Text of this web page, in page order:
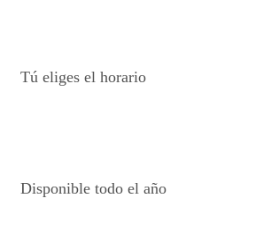
Tú eliges el horario
Disponible todo el año